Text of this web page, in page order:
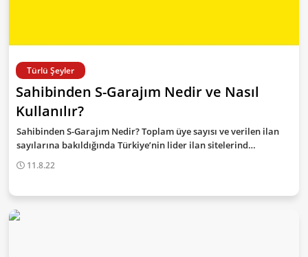
Türlü Şeyler
Sahibinden S-Garajım Nedir ve Nasıl
Kullanılır?
Sahibinden S-Garajım Nedir? Toplam üye sayısı ve verilen ilan
sayılarına bakıldığında Türkiye’nin lider ilan sitelerind…
11.8.22